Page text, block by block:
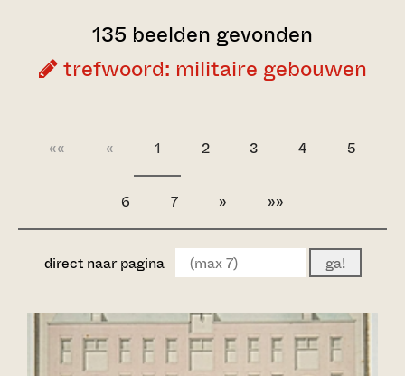
135 beelden gevonden
trefwoord: militaire gebouwen
«« « 1 2 3 4 5
6 7 » »»
direct naar pagina ga!